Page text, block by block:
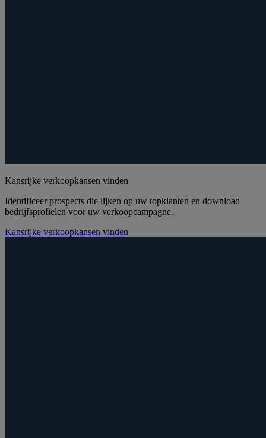
Kansrijke verkoopkansen vinden
Identificeer prospects die lijken op uw topklanten en download
bedrijfsprofielen voor uw verkoopcampagne.
Kansrijke verkoopkansen vinden